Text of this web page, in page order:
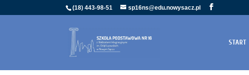
(18) 443-98-51 sp16ns@edu.nowysacz.pl
START